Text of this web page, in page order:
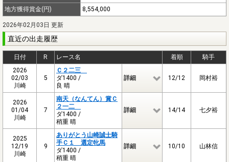
地方獲得賞金(円)
8,554,000
2026年02月03日 更新
直近の出走履歴
日付 R レース名 着順
騎手
2026
02/03
川崎
5
Ｃ２二三
ダ1400 /
良 晴
詳細 12/12 岡村裕
2026
01/04
川崎
7
南天（なんてん）賞Ｃ
２一二
ダ1400 /
稍重 晴
詳細 14/14 七夕裕
2025
12/19
川崎
9
ありがとう山崎誠士騎
手Ｃ１ 選定牝馬
ダ1400 /
稍重 晴
詳細 10/10 山林信